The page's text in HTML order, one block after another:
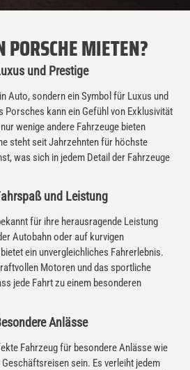
MIETEN?
und Prestige
Auto, sondern ein Symbol für Luxus und
Porsches kann ein Gefühl von Exklusivität
wenige andere Fahrzeuge bieten
steht seit Jahrzehnten für höchste
was sich in jedem Detail der Fahrzeuge
und Leistung
für ihre herausragende Leistung
Autobahn oder auf kurvigen
ein unvergleichliches Fahrerlebnis.
Motoren und das sportliche
jede Fahrt zu einem besonderen
Anlässe
Fahrzeug für besondere Anlässe wie
sein. Es verleiht jedem